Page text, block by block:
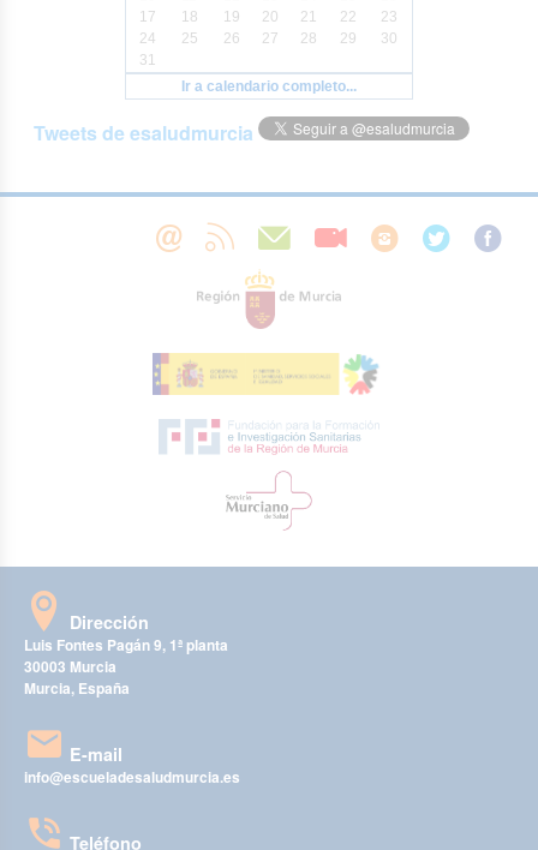
17
18 19 20 21 22
23
24
25 26 27 28 29
30
31
Ir a calendario completo...
Tweets de esaludmurcia
Dirección
Luis Fontes Pagán 9, 1ª planta
30003 Murcia
Murcia, España
E-mail
info@escueladesaludmurcia.es
Teléfono